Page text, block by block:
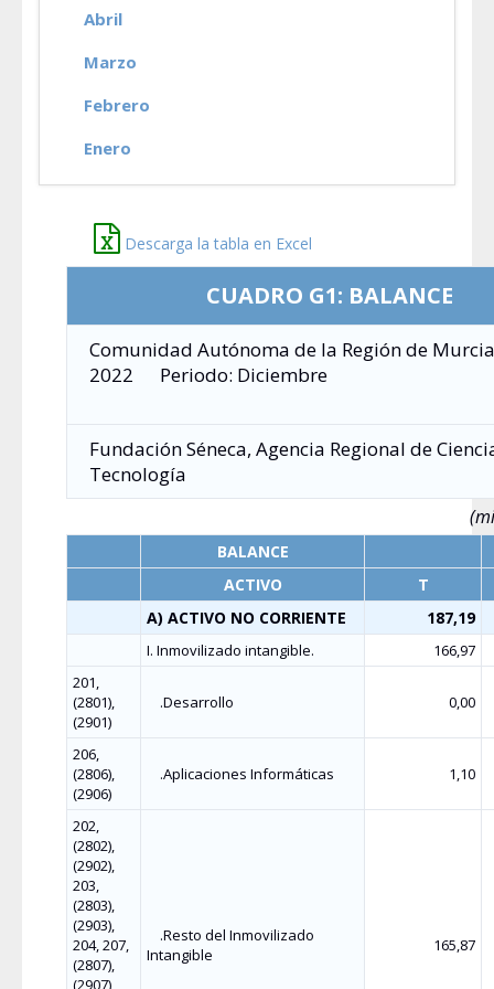
Abril
Marzo
Febrero
Enero
Descarga la tabla en Excel
CUADRO G1: BALANCE
Comunidad Autónoma de la Región de
2022
Periodo: Diciembre
Fundación Séneca, Agencia Regional de
Tecnología
BALANCE
ACTIVO
T
A) ACTIVO NO CORRIENTE
187,19
I. Inmovilizado intangible.
166,97
201,
(2801),
(2901)
.Desarrollo 0,00
206,
(2806),
(2906)
.Aplicaciones Informáticas 1,10
202,
(2802),
(2902),
203,
(2803),
(2903),
204, 207,
(2807),
(2907),
.Resto del Inmovilizado
Intangible
165,87